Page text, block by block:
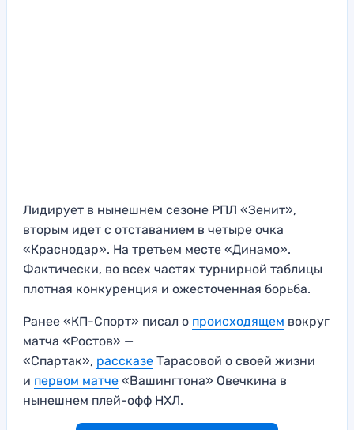
Лидирует в нынешнем сезоне РПЛ «Зенит»,
вторым идет с отставанием в четыре очка
«Краснодар». На третьем месте «Динамо».
Фактически, во всех частях турнирной таблицы
плотная конкуренция и ожесточенная борьба.
Ранее «КП-Спорт» писал о происходящем вокруг
матча «Ростов» —
«Спартак», рассказе Тарасовой о своей жизни
и первом матче «Вашингтона» Овечкина в
нынешнем плей-офф НХЛ.